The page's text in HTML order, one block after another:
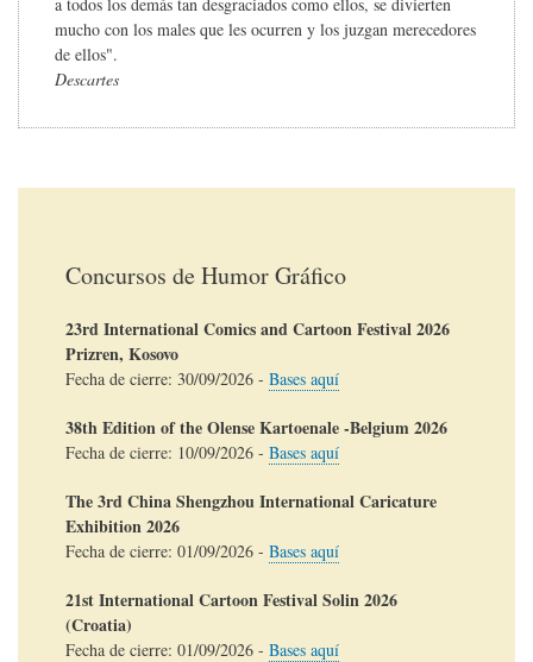
mucho con los males que les ocurren y los juzgan merecedores
de ellos".
Descartes
Concursos de Humor Gráfico
23rd International Comics and Cartoon Festival 2026
Prizren, Kosovo
Fecha de cierre: 30/09/2026 - Bases aquí
38th Edition of the Olense Kartoenale -Belgium 2026
Fecha de cierre: 10/09/2026 - Bases aquí
The 3rd China Shengzhou International Caricature
Exhibition 2026
Fecha de cierre: 01/09/2026 - Bases aquí
21st International Cartoon Festival Solin 2026
(Croatia)
Fecha de cierre: 01/09/2026 - Bases aquí